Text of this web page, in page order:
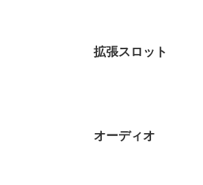
拡張スロット
オーディオ